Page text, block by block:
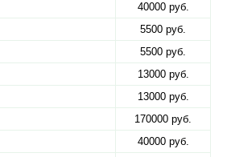
40000 руб.
5500 руб.
5500 руб.
13000 руб.
13000 руб.
170000 руб.
40000 руб.